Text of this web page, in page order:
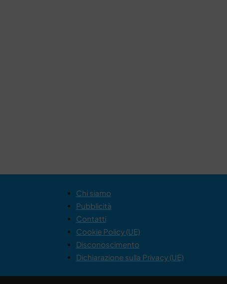
Chi siamo
Pubblicità
Contatti
Cookie Policy (UE)
Disconoscimento
Dichiarazione sulla Privacy (UE)